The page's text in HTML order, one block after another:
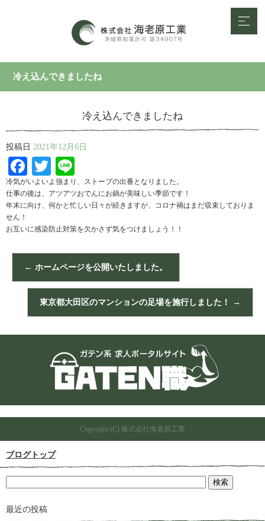
冷え込んできましたね
冷え込んできましたね
投稿日 2021年12月6日
Facebook
Twitter
冷気がいよいよ強まり、ストーブの出番となりました。
仕事の後は、アツアツおでんにお鍋が美味しい季節です！
年末に向け、何かと忙しい日々が続きますが、コロナ禍はまだ収束しておりま
せん！
お互いに感染防止対策を欠かさず気をつけましょう！！
← ホームページを公開いたしました。
東京都大田区のマンションの足場を施行しました！ →
Copyright (C) 株式会社海老原工業
ブログトップ
最近の投稿